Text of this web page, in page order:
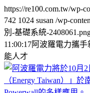
https://re100.com.tw/wp-
742 1024 susan /wp-
別-基礎系統-
11:00:17阿波羅電力攜
能人才